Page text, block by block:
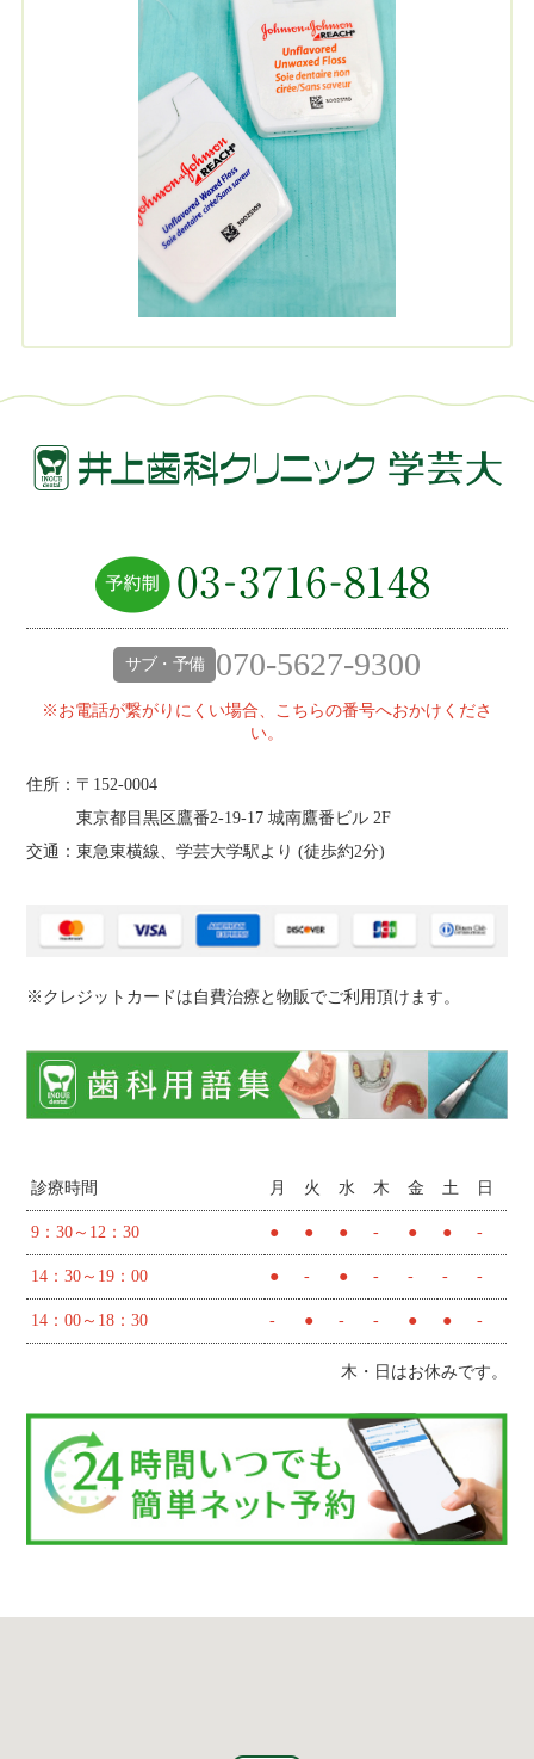
サブ・予備 070-5627-9300
※お電話が繋がりにくい場合、こちらの番号へおかけくださ
い。
住所：〒152-0004
東京都目黒区鷹番2‐19‐17 城南鷹番ビル 2F
交通：東急東横線、学芸大学駅より (徒歩約2分)
※クレジットカードは自費治療と物販でご利用頂けます。
診療時間 月 火 水 木 金 土 日
9：30～12：30 ● ● ● - ● ● -
14：30～19：00 ● - ● - - - -
14：00～18：30 - ● - - ● ● -
木・日はお休みです。